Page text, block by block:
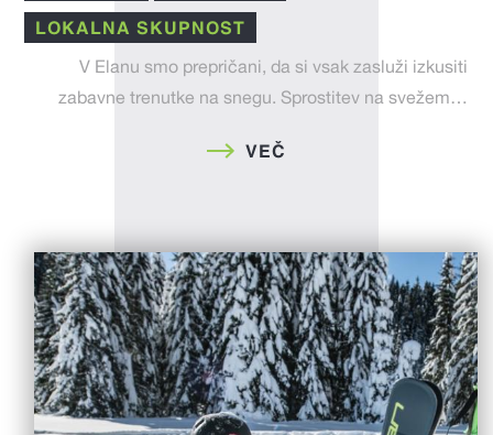
LOKALNA SKUPNOST
V Elanu smo prepričani, da si vsak zasluži izkusiti
zabavne trenutke na snegu. Sprostitev na svežem…
VEČ